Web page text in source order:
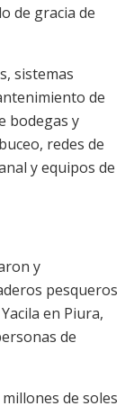
de gracia de
sistemas
de
bodegas y
redes de
y equipos de
y
pesqueros
en Piura,
de
de soles